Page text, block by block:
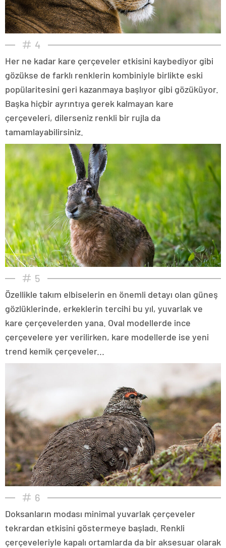
4
Her ne kadar kare çerçeveler etkisini kaybediyor gibi
gözükse de farklı renklerin kombiniyle birlikte eski
popülaritesini geri kazanmaya başlıyor gibi gözüküyor.
Başka hiçbir ayrıntıya gerek kalmayan kare
çerçeveleri, dilerseniz renkli bir rujla da
tamamlayabilirsiniz.
5
Özellikle takım elbiselerin en önemli detayı olan güneş
gözlüklerinde, erkeklerin tercihi bu yıl, yuvarlak ve
kare çerçevelerden yana. Oval modellerde ince
çerçevelere yer verilirken, kare modellerde ise yeni
trend kemik çerçeveler...
6
Doksanların modası minimal yuvarlak çerçeveler
tekrardan etkisini göstermeye başladı. Renkli
çerçeveleriyle kapalı ortamlarda da bir aksesuar olarak